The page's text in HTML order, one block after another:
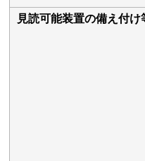
見読可能装置の備え付け